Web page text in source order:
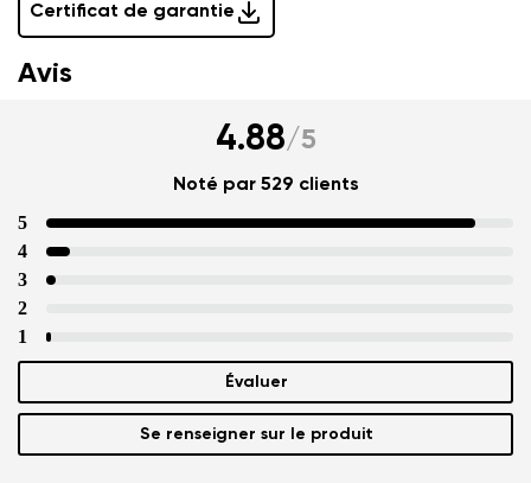
Certificat de garantie
Avis
4.88/5
Noté par 529 clients
5
4
3
2
1
Évaluer
Se renseigner sur le produit